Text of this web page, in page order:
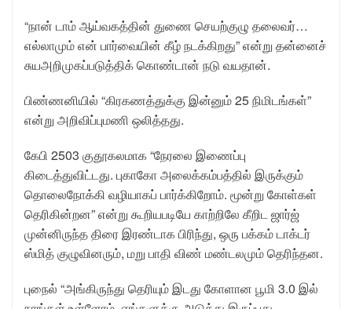
“நான் டாம் ஆய்வகத்தின் துணை செயற்குழு தலைவர்…
எல்லாமும் என் பார்வையின் கீழ் நடக்கிறது” என்று தன்னைச்
சுயஅறிமுகப்படுத்திக் கொண்டான் நடு வயதான்.
பிண்ணனியில் “கிரகணத்துக்கு இன்னும் 25 நிமிடங்கள்”
என்று அறிவிப்புமணி ஒலித்தது.
கேபி 2503 குதூகலமாக “நேரலை இணைப்பு
கிடைத்துவிட்டது. புகாகோ அலைக்கம்பத்தில் இருக்கும்
தொலைநோக்கி வழியாகப் பார்க்கிறோம். மூன்று கோள்கள்
தெரிகின்றன” என்று கூறியபடியே காற்றிலே கீறிட ஜார்ஜ்
முன்னிருந்த திரை இரண்டாக பிரிந்து, ஒரு பக்கம் டாக்டர்
ஸ்மித் குழுவினரும், மறு பாதி விண் மண்டலமும் தெரிந்தன.
புநைல் “அங்கிருந்து தெரியும் இடது கோளான பூமி 3.0 இல்